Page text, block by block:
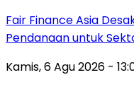
Fair Finance Asia
Pendanaan untuk
Kamis, 6 Agu 2026 -